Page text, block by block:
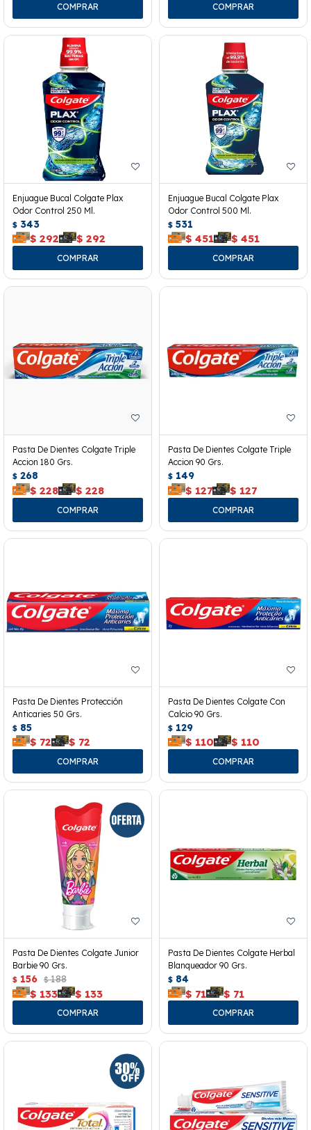
Enjuague Bucal Colgate Plax
Odor Control 250 Ml.
$ 343
$ 292 $ 292
Enjuague Bucal Colgate Plax
Odor Control 500 Ml.
$ 531
$ 451 $ 451
Pasta De Dientes Colgate Triple
Accion 180 Grs.
$ 268
$ 228 $ 228
Pasta De Dientes Colgate Triple
Accion 90 Grs.
$ 149
$ 127 $ 127
Pasta De Dientes Protección
Anticaries 50 Grs.
$ 85
$ 72 $ 72
Pasta De Dientes Colgate Con
Calcio 90 Grs.
$ 129
$ 110 $ 110
Pasta De Dientes Colgate Junior
Barbie 90 Grs.
$ 156 $ 188
$ 133 $ 133
Pasta De Dientes Colgate Herbal
Blanqueador 90 Grs.
$ 84
$ 71 $ 71